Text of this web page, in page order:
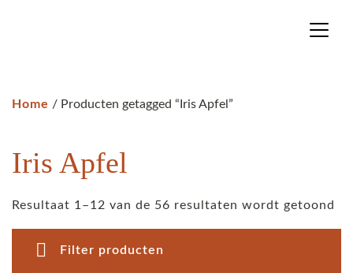
Home / Producten getagged “Iris Apfel”
Iris Apfel
Resultaat 1–12 van de 56 resultaten wordt getoond
Filter producten